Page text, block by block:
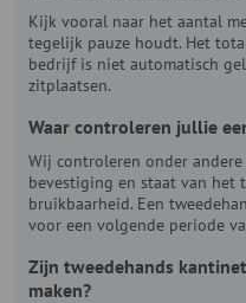
Kijk vooral naar het aantal
tegelijk pauze houdt. Het
bedrijf is niet automatisch
zitplaatsen.
Waar controleren jullie
Wij controleren onder
bevestiging en staat van het
bruikbaarheid. Een
voor een volgende periode
Zijn tweedehands
maken?